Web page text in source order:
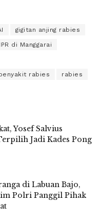
gigitan anjing rabies
di Manggarai
rabies rabies
Yosef Salvius
Jadi Kades Pong
di Labuan Bajo,
Polri Panggil Pihak